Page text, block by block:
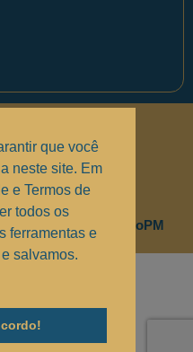
Serviços
dúvidas.
MindBR — PontoPM
que você
neste site. Em
e Termos de
todos os
ferramentas e
salvamos.